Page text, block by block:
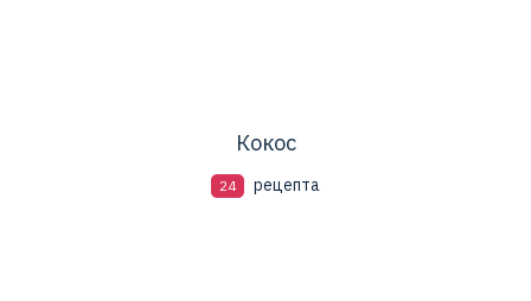
Кокос
24 рецепта